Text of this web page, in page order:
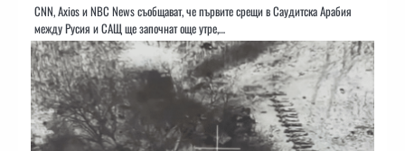
CNN, Axios и NBC News съобщават, че първите срещи в Саудитска Арабия
между Русия и САЩ ще започнат още утре,…